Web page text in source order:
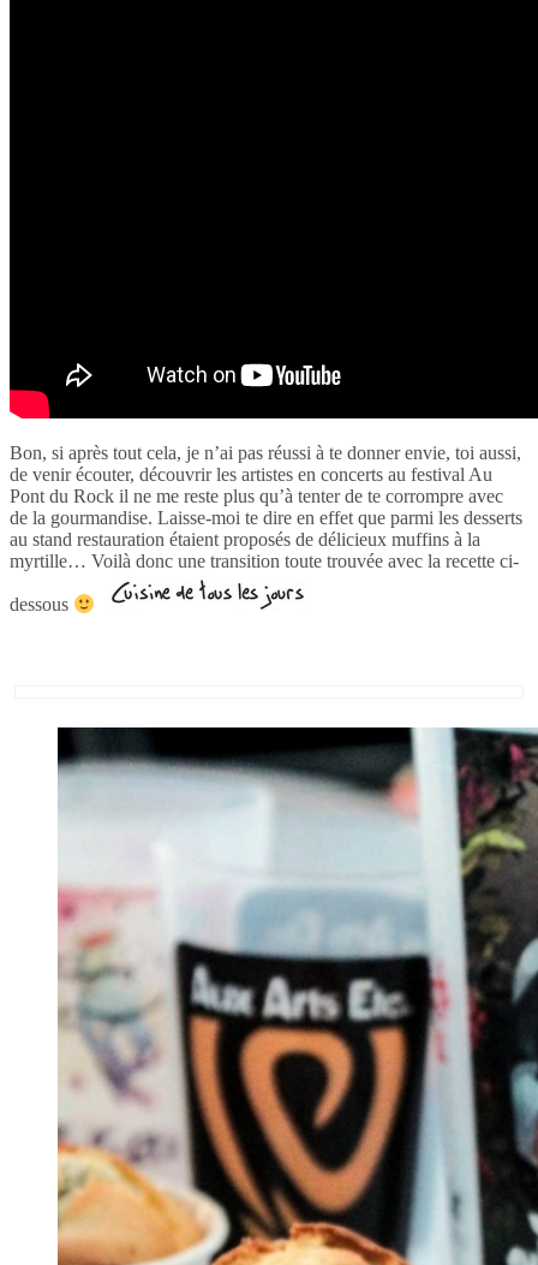
Bon, si après tout cela, je n’ai pas réussi à te donner envie, toi aussi,
de venir écouter, découvrir les artistes en concerts au festival Au
Pont du Rock il ne me reste plus qu’à tenter de te corrompre avec
de la gourmandise. Laisse-moi te dire en effet que parmi les desserts
au stand restauration étaient proposés de délicieux muffins à la
myrtille… Voilà donc une transition toute trouvée avec la recette ci-
dessous